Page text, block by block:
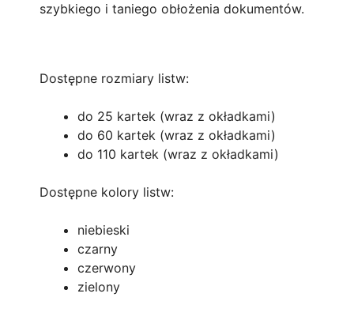
szybkiego i taniego obłożenia dokumentów.
Dostępne rozmiary listw:
do 25 kartek (wraz z okładkami)
do 60 kartek (wraz z okładkami)
do 110 kartek (wraz z okładkami)
Dostępne kolory listw:
niebieski
czarny
czerwony
zielony